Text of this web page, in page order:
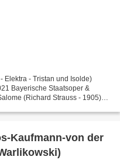
Elektra - Tristan und Isolde)
Bayerische Staatsoper &
(Richard Strauss - 1905)
Kaufmann-von der